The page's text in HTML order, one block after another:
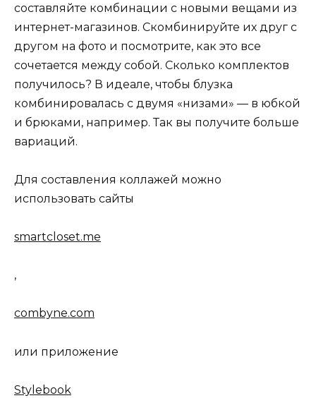
составляйте комбинации с новыми вещами из
интернет-магазинов. Скомбинируйте их друг с
другом на фото и посмотрите, как это все
сочетается между собой. Сколько комплектов
получилось? В идеале, чтобы блузка
комбинировалась с двумя «низами» — в юбкой
и брюками, например. Так вы получите больше
вариаций.
Для составления коллажей можно
использовать сайты
smartcloset.me
,
combyne.com
или приложение
Styleboo‪k